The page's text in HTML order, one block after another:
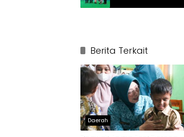
Berita Terkait
Daerah